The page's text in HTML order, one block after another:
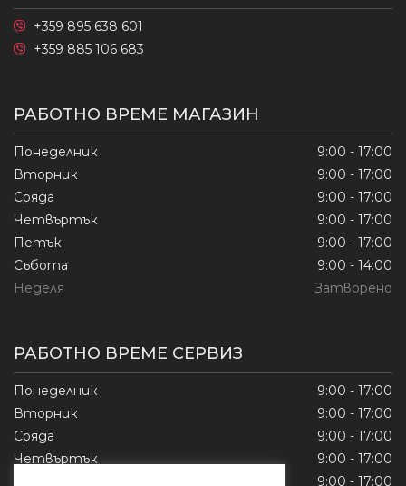
+359 895 638 601
+359 885 106 683
РАБОТНО ВРЕМЕ МАГАЗИН
Понеделник
9:00 - 17:00
Вторник
9:00 - 17:00
Сряда
9:00 - 17:00
Четвъртък
9:00 - 17:00
Петък
9:00 - 17:00
Събота
9:00 - 14:00
Неделя
Затворено
РАБОТНО ВРЕМЕ СЕРВИЗ
Понеделник
9:00 - 17:00
Вторник
9:00 - 17:00
Сряда
9:00 - 17:00
Четвъртък
9:00 - 17:00
9:00 - 17:00